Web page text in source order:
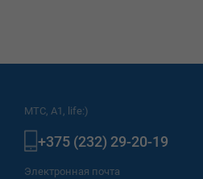
МТС, A1, life:)
+375 (232) 29-20-19
Электронная почта